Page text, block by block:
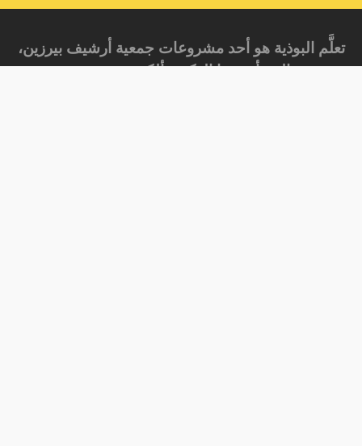
تعلَّم البوذية هو أحد مشروعات جمعية أرشيف بيرزين،
والتي أسسها الدكتور ألكسندر بيرزين.‎‎